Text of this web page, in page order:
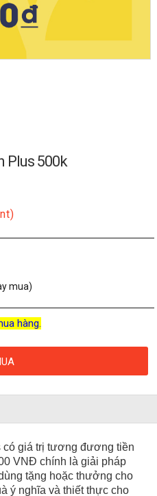
Plus 500k
mua)
hàng.
có giá trị tương đương tiền
VNĐ chính là giải pháp
tặng hoặc thưởng cho
ý nghĩa và thiết thực cho